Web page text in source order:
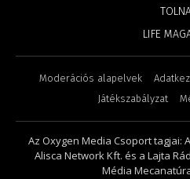
LIFE
Moderációs alapelvek
Játékszabályzat
Az Oxygen Media Csoport tagjai:
Alisca Network Kft. és a Lajta
Média